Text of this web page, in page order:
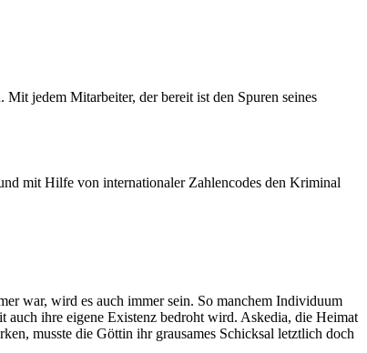
jedem Mitarbeiter, der bereit ist den Spuren seines
versuchten zu verbergen.
mit Hilfe von internationaler Zahlencodes den Kriminal
Bessert sich sein Zustand nicht, verbringt er den
Aufsicht der Inspektoren des Amtes für öffentliche
war, wird es auch immer sein. So manchem Individuum
auch ihre eigene Existenz bedroht wird. Askedia, die Heimat
musste die Göttin ihr grausames Schicksal letztlich doch
kleinen Helden aus all jenen Welten, denen sie Leben